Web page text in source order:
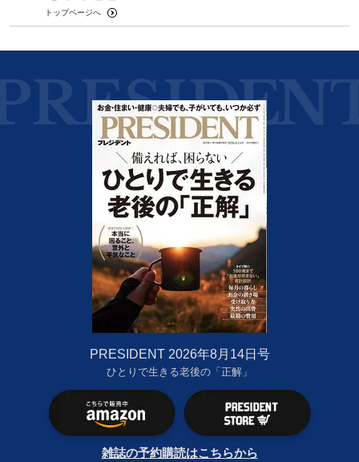
トップページへ
PRESIDENT 2026年8月14日号
ひとりで生きる老後の「正解」
雑誌の予約購読はこちらから